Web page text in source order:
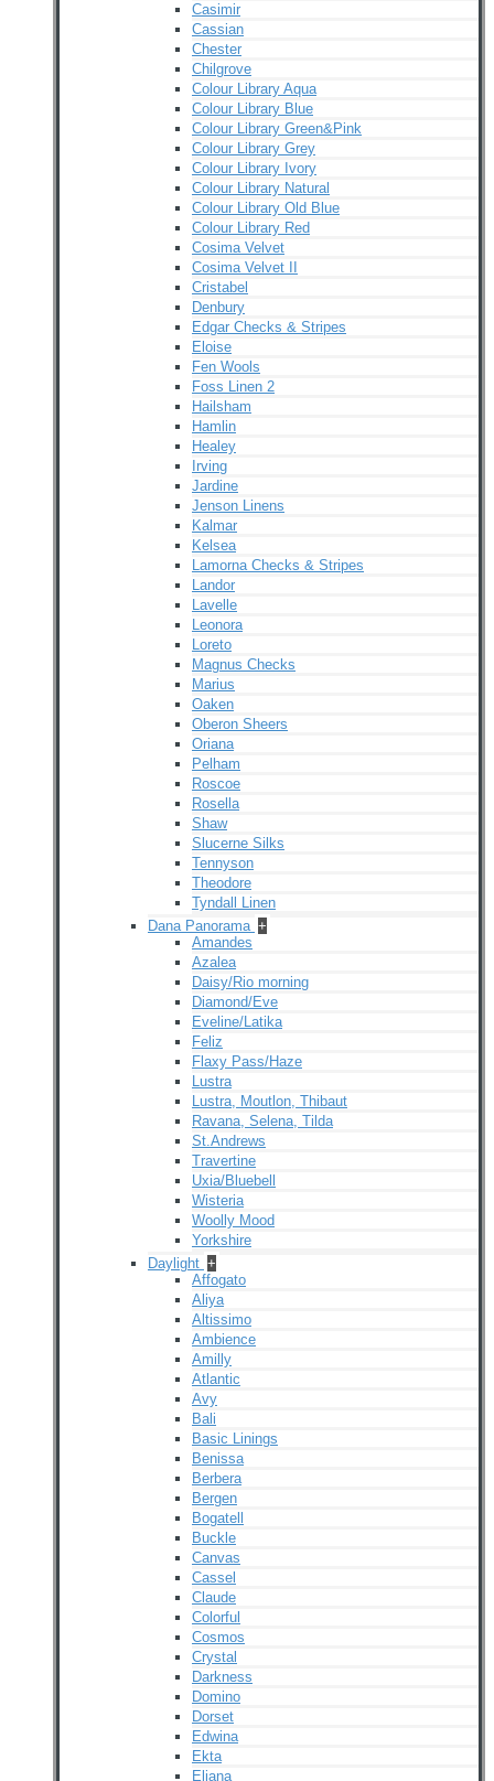
Casimir
Cassian
Chester
Chilgrove
Colour Library Aqua
Colour Library Blue
Colour Library Green&Pink
Colour Library Grey
Colour Library Ivory
Colour Library Natural
Colour Library Old Blue
Colour Library Red
Cosima Velvet
Cosima Velvet II
Cristabel
Denbury
Edgar Checks & Stripes
Eloise
Fen Wools
Foss Linen 2
Hailsham
Hamlin
Healey
Irving
Jardine
Jenson Linens
Kalmar
Kelsea
Lamorna Checks & Stripes
Landor
Lavelle
Leonora
Loreto
Magnus Checks
Marius
Oaken
Oberon Sheers
Oriana
Pelham
Roscoe
Rosella
Shaw
Slucerne Silks
Tennyson
Theodore
Tyndall Linen
Dana Panorama +
Amandes
Azalea
Daisy/Rio morning
Diamond/Eve
Eveline/Latika
Feliz
Flaxy Pass/Haze
Lustra
Lustra, Moutlon, Thibaut
Ravana, Selena, Tilda
St.Andrews
Travertine
Uxia/Bluebell
Wisteria
Woolly Mood
Yorkshire
Daylight +
Affogato
Aliya
Altissimo
Ambience
Amilly
Atlantic
Avy
Bali
Basic Linings
Benissa
Berbera
Bergen
Bogatell
Buckle
Canvas
Cassel
Claude
Colorful
Cosmos
Crystal
Darkness
Domino
Dorset
Edwina
Ekta
Eliana